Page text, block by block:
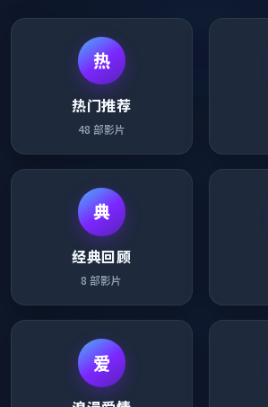
热
热门推荐
48 部影片
典
经典回顾
8 部影片
爱